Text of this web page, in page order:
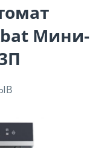
Мини-